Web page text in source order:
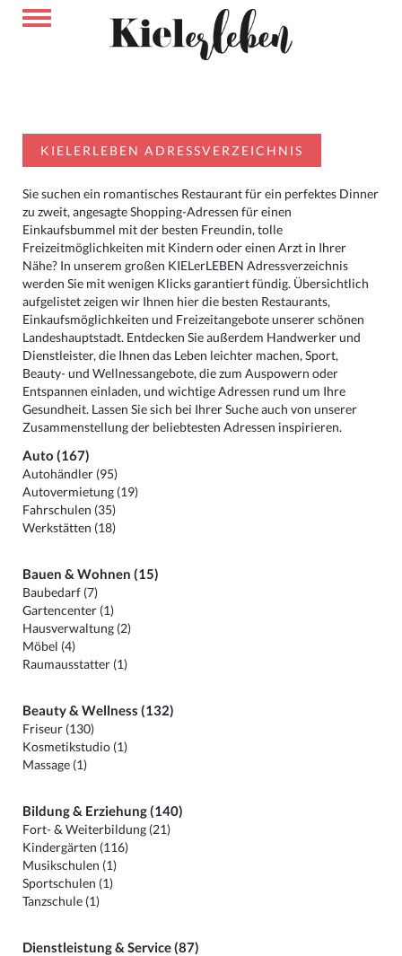
KIELERLEBEN ADRESSVERZEICHNIS
Sie suchen ein romantisches Restaurant für ein perfektes Dinner
zu zweit, angesagte Shopping-Adressen für einen
Einkaufsbummel mit der besten Freundin, tolle
Freizeitmöglichkeiten mit Kindern oder einen Arzt in Ihrer
Nähe? In unserem großen KIELerLEBEN Adressverzeichnis
werden Sie mit wenigen Klicks garantiert fündig. Übersichtlich
aufgelistet zeigen wir Ihnen hier die besten Restaurants,
Einkaufsmöglichkeiten und Freizeitangebote unserer schönen
Landeshauptstadt. Entdecken Sie außerdem Handwerker und
Dienstleister, die Ihnen das Leben leichter machen, Sport,
Beauty- und Wellnessangebote, die zum Auspowern oder
Entspannen einladen, und wichtige Adressen rund um Ihre
Gesundheit. Lassen Sie sich bei Ihrer Suche auch von unserer
Zusammenstellung der beliebtesten Adressen inspirieren.
Auto (167)
Autohändler (95)
Autovermietung (19)
Fahrschulen (35)
Werkstätten (18)
Bauen & Wohnen (15)
Baubedarf (7)
Gartencenter (1)
Hausverwaltung (2)
Möbel (4)
Raumausstatter (1)
Beauty & Wellness (132)
Friseur (130)
Kosmetikstudio (1)
Massage (1)
Bildung & Erziehung (140)
Fort- & Weiterbildung (21)
Kindergärten (116)
Musikschulen (1)
Sportschulen (1)
Tanzschule (1)
Dienstleistung & Service (87)